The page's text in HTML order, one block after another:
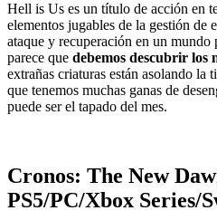
Hell is Us es un título de acción en
elementos jugables de la gestión de
ataque y recuperación en un
parece que debemos descubrir los
extrañas criaturas están asolando la
que tenemos muchas ganas de
puede ser el tapado del mes.
Cronos: The New
PS5/PC/Xbox Series/